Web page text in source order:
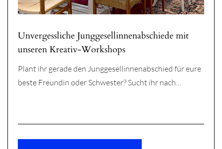
Unvergessliche Junggesellinnenabschiede mit
unseren Kreativ-Workshops
Plant ihr gerade den Junggesellinnenabschied für eure
beste Freundin oder Schwester? Sucht ihr nach…